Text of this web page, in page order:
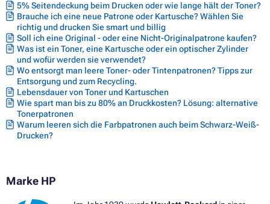
5% Seitendeckung beim Drucken oder wie lange hält der Toner?
Brauche ich eine neue Patrone oder Kartusche? Wählen Sie
richtig und drucken Sie smart und billig
Soll ich eine Original - oder eine Nicht-Originalpatrone kaufen?
Was ist ein Toner, eine Kartusche oder ein optischer Zylinder
und wofür werden sie verwendet?
Wo entsorgt man leere Toner- oder Tintenpatronen? Tipps zur
Entsorgung und zum Recycling.
Lebensdauer von Toner und Kartuschen
Wie spart man bis zu 80% an Druckkosten? Lösung: alternative
Tonerpatronen
Warum leeren sich die Farbpatronen auch beim Schwarz-Weiß-
Drucken?
Marke HP